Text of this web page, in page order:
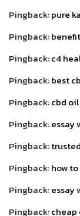
Pingback:pure
Pingback:
Pingback:c4
Pingback:best
Pingback:cbd
Pingback:essay
Pingback:
Pingback:how
Pingback:essay
Pingback:cheap